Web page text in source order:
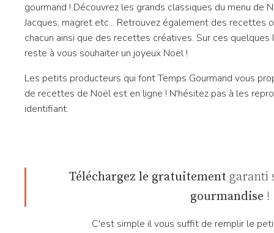
gourmand ! Découvrez les grands classiques du menu de
Jacques, magret etc... Retrouvez également des recettes
chacun ainsi que des recettes créatives. Sur ces quelques
reste à vous souhaiter un joyeux Noël !
Les petits producteurs qui font Temps Gourmand vous
de recettes de Noël est en ligne ! N'hésitez pas à les
identifiant.
Téléchargez le gratuitement garanti
gourmandise !
C'est simple il vous suffit de remplir le